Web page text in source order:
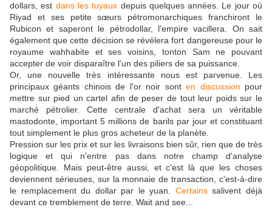
dollars, est dans les tuyaux depuis quelques années. Le jour où
Riyad et ses petite sœurs pétromonarchiques franchiront le
Rubicon et saperont le pétrodollar, l'empire vacillera. On sait
également que cette décision se révélera fort dangereuse pour le
royaume wahhabite et ses voisins, tonton Sam ne pouvant
accepter de voir disparaître l'un des piliers de sa puissance.
Or, une nouvelle très intéressante nous est parvenue. Les
principaux géants chinois de l'or noir sonten discussion pour
mettre sur pied un cartel afin de peser de tout leur poids sur le
marché pétrolier. Cette centrale d'achat sera un véritable
mastodonte, important 5 millions de barils par jour et constituant
tout simplement le plus gros acheteur de la planète.
Pression sur les prix et sur les livraisons bien sûr, rien que de très
logique et qui n'entre pas dans notre champ d'analyse
géopolitique. Mais peut-être aussi, et c'est là que les choses
deviennent sérieuses, sur la monnaie de transaction, c'est-à-dire
le remplacement du dollar par le yuan. Certainssalivent déjà
devant ce tremblement de terre. Wait and see...